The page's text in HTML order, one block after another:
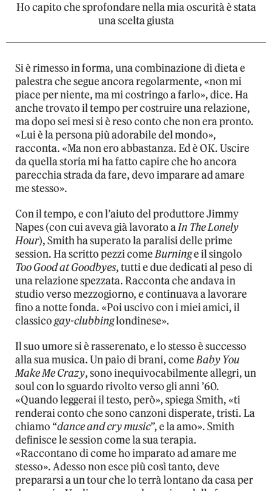
Ho capito che sprofondare nella mia oscurità è stata
una scelta giusta
Si è rimesso in forma, una combinazione di dieta e
palestra che segue ancora regolarmente, «non mi
piace per niente, ma mi costringo a farlo», dice. Ha
anche trovato il tempo per costruire una relazione,
ma dopo sei mesi si è reso conto che non era pronto.
«Lui è la persona più adorabile del mondo»,
racconta. «Ma non ero abbastanza. Ed è OK. Uscire
da quella storia mi ha fatto capire che ho ancora
parecchia strada da fare, devo imparare ad amare
me stesso».
Con il tempo, e con l’aiuto del produttore Jimmy
Napes (con cui aveva già lavorato aIn The Lonely
Hour), Smith ha superato la paralisi delle prime
session. Ha scritto pezzi comeBurninge il singolo
Too Good at Goodbyes, tutti e due dedicati al peso di
una relazione spezzata. Racconta che andava in
studio verso mezzogiorno, e continuava a lavorare
fino a notte fonda. «Poi uscivo con i miei amici, il
classicogay-clubbinglondinese».
Il suo umore si è rasserenato, e lo stesso è successo
alla sua musica. Un paio di brani, comeBaby You
Make Me Crazy, sono inequivocabilmente allegri, un
soul con lo sguardo rivolto verso gli anni ’60.
«Quando leggerai il testo, però», spiega Smith, «ti
renderai conto che sono canzoni disperate, tristi. La
chiamo “dance and cry music”, e la amo». Smith
definisce le session come la sua terapia.
«Raccontano di come ho imparato ad amare me
stesso». Adesso non esce più così tanto, deve
prepararsi a un tour che lo terrà lontano da casa per